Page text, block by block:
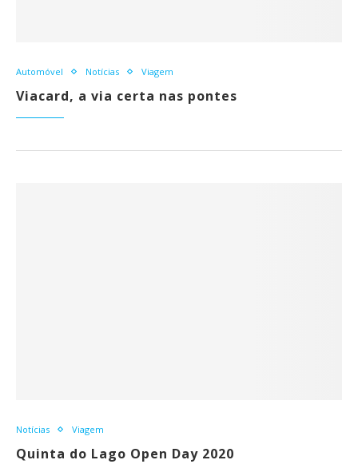
Automóvel Notícias Viagem
Viacard, a via certa nas pontes
Notícias Viagem
Quinta do Lago Open Day 2020